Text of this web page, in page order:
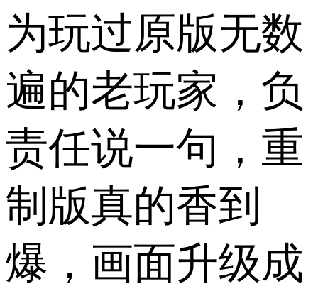
为玩过原版无数
遍的老玩家，负
责任说一句，重
制版真的香到
爆，画面升级成